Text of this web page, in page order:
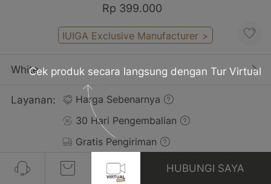
Rp 399.000
IUIGA Exclusive Manufacturer >
White
Layanan:
Harga Sebenarnya
30 Hari Pengembalian
Gratis Pengiriman
HUBUNGI SAYA
Cek produk secara langsung dengan Tur Virtual